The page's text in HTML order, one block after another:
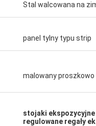
wygląda teraz
mi to
Stal walcowana na
panel tylny typu strip
malowany
stojaki
regulowane regały